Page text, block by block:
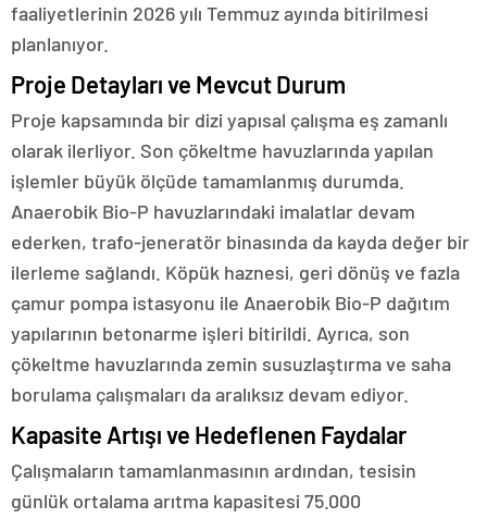
faaliyetlerinin 2026 yılı Temmuz ayında bitirilmesi
planlanıyor.
Proje Detayları ve Mevcut Durum
Proje kapsamında bir dizi yapısal çalışma eş zamanlı
olarak ilerliyor. Son çökeltme havuzlarında yapılan
işlemler büyük ölçüde tamamlanmış durumda.
Anaerobik Bio-P havuzlarındaki imalatlar devam
ederken, trafo-jeneratör binasında da kayda değer bir
ilerleme sağlandı. Köpük haznesi, geri dönüş ve fazla
çamur pompa istasyonu ile Anaerobik Bio-P dağıtım
yapılarının betonarme işleri bitirildi. Ayrıca, son
çökeltme havuzlarında zemin susuzlaştırma ve saha
borulama çalışmaları da aralıksız devam ediyor.
Kapasite Artışı ve Hedeflenen Faydalar
Çalışmaların tamamlanmasının ardından, tesisin
günlük ortalama arıtma kapasitesi 75.000